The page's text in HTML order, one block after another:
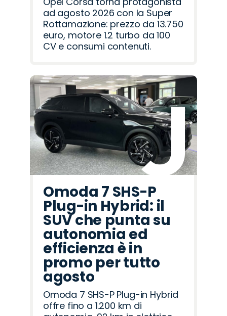
ad agosto 2026 con la Super
Rottamazione: prezzo da 13.750
euro, motore 1.2 turbo da 100
CV e consumi contenuti.
Omoda 7 SHS-P
Plug-in Hybrid: il
SUV che punta su
autonomia ed
efficienza è in
promo per tutto
agosto
Omoda 7 SHS-P Plug-in Hybrid
offre fino a 1.200 km di